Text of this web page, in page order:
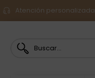
Atención personalizada